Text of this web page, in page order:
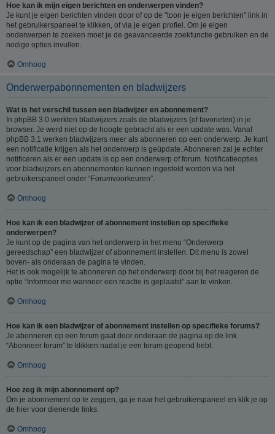
Hoe kan ik mijn eigen berichten en onderwerpen vinden?
Je kunt je eigen berichten vinden door of op de "toon je eigen berichten" link in
het gebruikerspaneel te klikken, of via je eigen profiel. Om je eigen
onderwerpen te zoeken moet je de geavanceerde zoekfunctie gebruiken en de
nodige opties invullen.
Omhoog
Onderwerpabonnementen en bladwijzers
Wat is het verschil tussen een bladwijzer en abonnement?
In phpBB 3.0 werkten bladwijzers zoals de bladwijzers (of favorieten) in je
browser. Je werd niet op de hoogte gebracht als er een update was. Vanaf
phpBB 3.1 werken bladwijzers meer als abonneren op een onderwerp. Je kunt
een notificatie krijgen als het onderwerp is geüpdate. Abonneren zal je echter
notificeren als er een update is op een onderwerp of forum. Notificatieopties
voor bladwijzers en abonnementen kunnen ingesteld worden via het
gebruikerspaneel onder “Forumvoorkeuren”.
Omhoog
Hoe kan ik een bladwijzer of abonnement instellen op specifieke
onderwerpen?
Je kunt op de pagina van het onderwerp in het menu “Onderwerp
gereedschap” een bladwijzer of abonnement instellen. Dit menu is zowel
boven- als onderaan de pagina te vinden.
Het is ook mogelijk te abonneren op het onderwerp door bij het reageren de
optie “Informeer me wanneer een reactie is geplaatst” aan te vinken.
Omhoog
Hoe kan ik een bladwijzer of abonnement instellen op specifieke forums?
Je abonneren op een forum gaat door onderaan de pagina op de link
“Abonneer forum” te klikken nadat je een forum geopend hebt.
Omhoog
Hoe zeg ik mijn abonnement op?
Om je abonnement op te zeggen, ga je naar het gebruikerspaneel en klik je op
de hier voor dienende links.
Omhoog